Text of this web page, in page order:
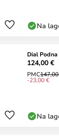
Na
Dial
124,00 €
PMC
-23,00 €
Na